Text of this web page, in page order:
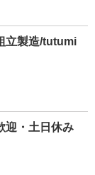
立製造/tutumi
迎・土日休み